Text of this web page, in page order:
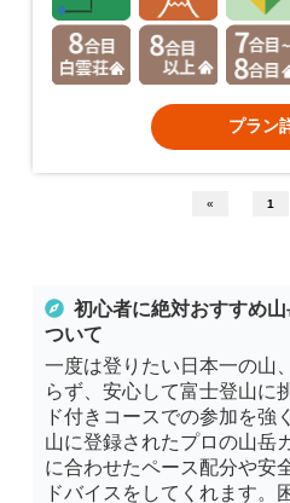
プラン
« 1
初心者に絶対おすすめ
ついて
一度は登りたい日本一の山
らず、安心して富士登山に
ド付きコースでの参加を強
山に登録されたプロの山岳
に合わせたペース配分や安
ドバイスをしてくれます。